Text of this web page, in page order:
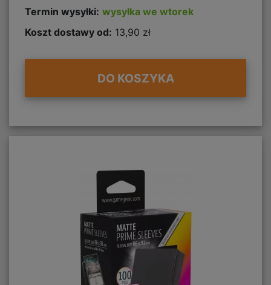
Termin wysyłki: wysyłka we wtorek
Koszt dostawy od: 13,90 zł
DO KOSZYKA